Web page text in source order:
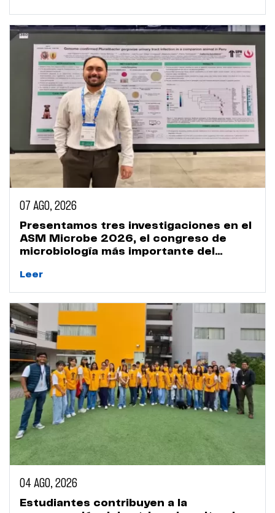
07 AGO, 2026
Presentamos tres investigaciones en el
ASM Microbe 2026, el congreso de
microbiología más importante del
Leer
04 AGO, 2026
Estudiantes contribuyen a la